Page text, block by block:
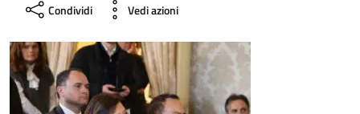
Condividi Vedi azioni